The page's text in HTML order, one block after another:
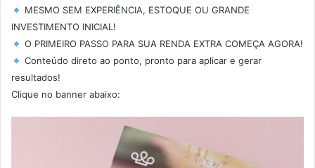
MESMO SEM EXPERIÊNCIA, ESTOQUE OU GRANDE
INVESTIMENTO INICIAL!
O PRIMEIRO PASSO PARA SUA RENDA EXTRA COMEÇA AGORA!
Conteúdo direto ao ponto, pronto para aplicar e gerar
resultados!
Clique no banner abaixo: